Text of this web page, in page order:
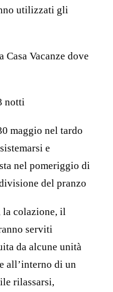
utilizzati gli
Vacanze dove
notti
maggio nel tardo
e
nel pomeriggio di
del pranzo
la colazione, il
serviti
da alcune unità
all’interno di un
rilassarsi,